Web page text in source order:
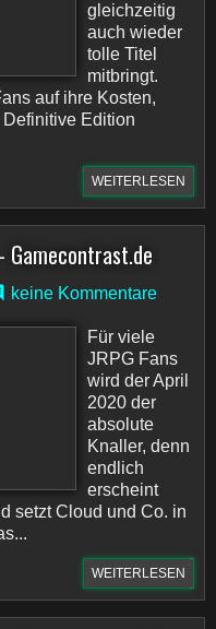
gleichzeitig
auch wieder
tolle Titel
mitbringt.
auf ihre Kosten,
Edition
WEITERLESEN
Gamecontrast.de
keine Kommentare
Für viele
JRPG Fans
wird der April
2020 der
absolute
Knaller, denn
endlich
erscheint
setzt Cloud und Co. in
WEITERLESEN